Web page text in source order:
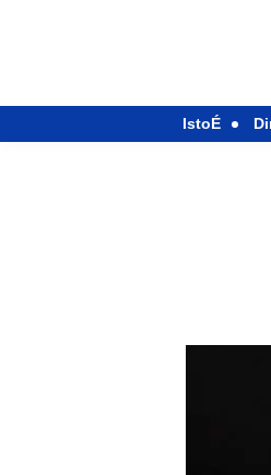
IstoÉ